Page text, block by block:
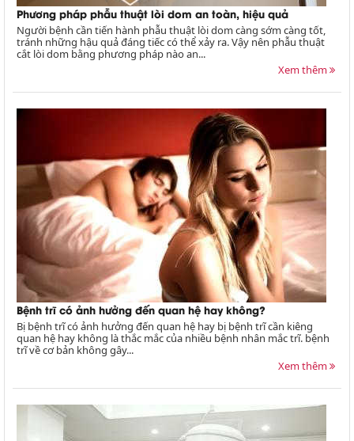
Phương pháp phẫu thuật lòi dom an toàn, hiệu quả
Người bệnh cần tiến hành phẫu thuật lòi dom càng sớm càng tốt,
tránh những hậu quả đáng tiếc có thể xảy ra. Vậy nên phẫu thuật
cắt lòi dom bằng phương pháp nào an...
Xem thêm
Bệnh trĩ có ảnh hưởng đến quan hệ hay không?
Bị bệnh trĩ có ảnh hưởng đến quan hệ hay bị bệnh trĩ cần kiêng
quan hệ hay không là thắc mắc của nhiều bệnh nhân mắc trĩ. bệnh
trĩ về cơ bản không gây...
Xem thêm